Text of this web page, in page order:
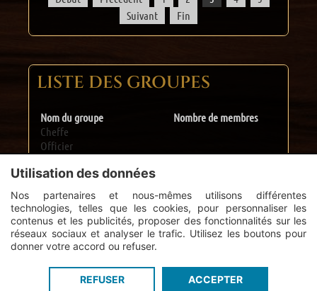
Connexion
Suivant
Fin
LISTE DES GROUPES
Nom du groupe
Nombre de membres
Cheffe
Officier
Nouvelle recrue
Alliés / Partenaires
Admins
Guildi.com © 2012 - 2026 -Mentions légales-Créez un forum de guilde
Utilisation des données
Nos partenaires et nous-mêmes utilisons différentes
technologies, telles que les cookies, pour personnaliser les
contenus et les publicités, proposer des fonctionnalités sur les
réseaux sociaux et analyser le trafic. Utilisez les boutons pour
donner votre accord ou refuser.
REFUSER ACCEPTER